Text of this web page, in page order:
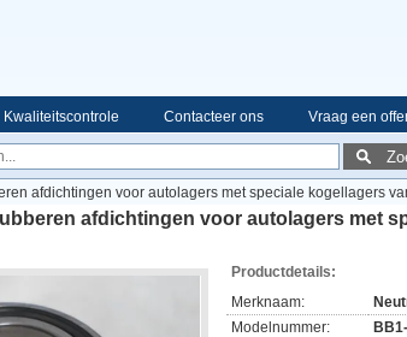
Kwaliteitscontrole Contacteer ons Vraag een
afdichtingen voor autolagers met speciale kogellagers
afdichtingen voor autolagers met
Productdetails:
Merknaam:
Modelnummer: